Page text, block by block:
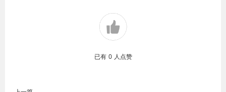
已有 0 人点赞